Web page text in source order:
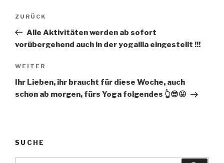
Beitragsnavigation
Vorheriger
Beitrag
ZURÜCK
Alle Aktivitäten werden ab sofort
vorübergehend auch in der yogailla eingestellt !!!
Nächster
Beitrag
WEITER
Ihr Lieben, ihr braucht für diese Woche, auch
schon ab morgen, fürs Yoga folgendes 👆😎😛
SUCHE